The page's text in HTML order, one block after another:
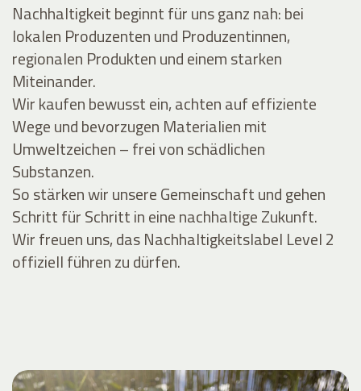
Nachhaltigkeit beginnt für uns ganz nah: bei
lokalen Produzenten und Produzentinnen,
regionalen Produkten und einem starken
Miteinander.
Wir kaufen bewusst ein, achten auf effiziente
Wege und bevorzugen Materialien mit
Umweltzeichen – frei von schädlichen
Substanzen.
So stärken wir unsere Gemeinschaft und gehen
Schritt für Schritt in eine nachhaltige Zukunft.
Wir freuen uns, das Nachhaltigkeitslabel Level 2
offiziell führen zu dürfen.